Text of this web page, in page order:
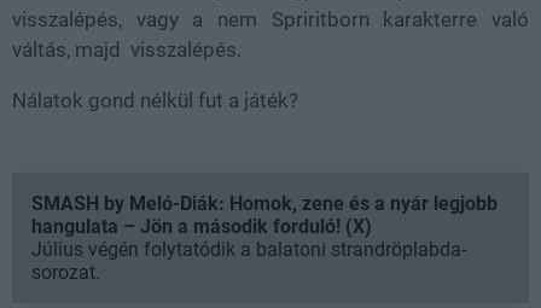
visszalépés, vagy a nem Spriritborn karakterre való
váltás, majd visszalépés.
Nálatok gond nélkül fut a játék?
SMASH by Meló-Diák: Homok, zene és a nyár legjobb
hangulata – Jön a második forduló! (X)
Július végén folytatódik a balatoni strandröplabda-
sorozat.